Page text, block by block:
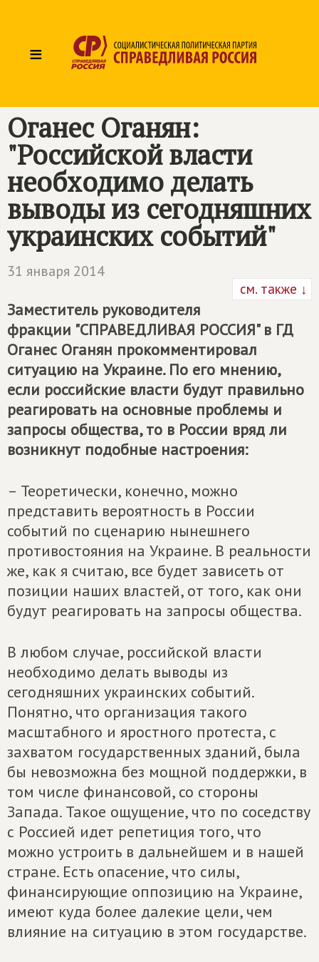
≡
Оганес Оганян:
"Российской власти
необходимо делать
выводы из сегодняшних
украинских событий"
31 января 2014
см. также ↓
Заместитель руководителя
фракции "СПРАВЕДЛИВАЯ РОССИЯ" в ГД
Оганес Оганян прокомментировал
ситуацию на Украине. По его мнению,
если российские власти будут правильно
реагировать на основные проблемы и
запросы общества, то в России вряд ли
возникнут подобные настроения:
– Теоретически, конечно, можно
представить вероятность в России
событий по сценарию нынешнего
противостояния на Украине. В реальности
же, как я считаю, все будет зависеть от
позиции наших властей, от того, как они
будут реагировать на запросы общества.
В любом случае, российской власти
необходимо делать выводы из
сегодняшних украинских событий.
Понятно, что организация такого
масштабного и яростного протеста, с
захватом государственных зданий, была
бы невозможна без мощной поддержки, в
том числе финансовой, со стороны
Запада. Такое ощущение, что по соседству
с Россией идет репетиция того, что
можно устроить в дальнейшем и в нашей
стране. Есть опасение, что силы,
финансирующие оппозицию на Украине,
имеют куда более далекие цели, чем
влияние на ситуацию в этом государстве.